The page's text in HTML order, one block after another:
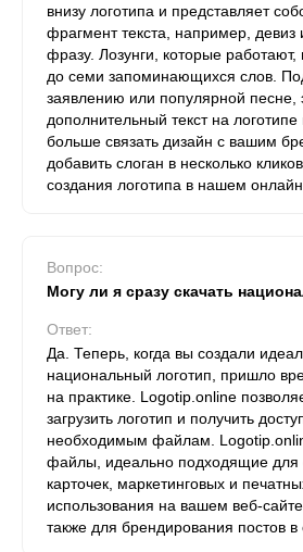
внизу логотипа и представляет
фрагмент текста, например, девиз
фразу. Лозунги, которые работают,
до семи запоминающихся слов.
заявлению или популярной песне,
дополнительный текст на
больше связать дизайн с вашим
добавить слоган в несколько
создания логотипа в нашем
Вопрос:
Могу ли я сразу скачать
Ответ:
Да. Теперь, когда вы создали
национальный логотип, пришло
на практике. Logotip.online
загрузить логотип и получить
необходимым файлам.
файлы, идеально подходящие для
карточек, маркетинговых и
использования на вашем веб-
также для брендирования постов в